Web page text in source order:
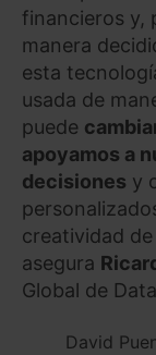
financieros y,
manera
esta
usada de
puede
apoyamos a
decisiones y
creatividad de
asegura
Global de
David